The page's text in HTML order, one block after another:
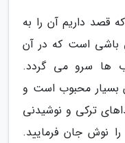
قصد داریم آن را به
باشی است که در آن
ها سرو می گردد.
بسیار محبوب است و
ترکی و نوشیدنی
نوش جان فرمایید.